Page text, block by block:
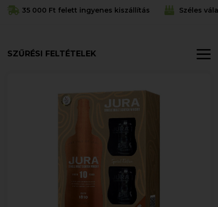
35 000 Ft felett ingyenes kiszállítás Széles
SZŰRÉSI FELTÉTELEK